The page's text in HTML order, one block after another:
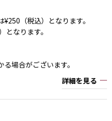
（税込）となります。
なります。
場合がございます。
詳細を見る